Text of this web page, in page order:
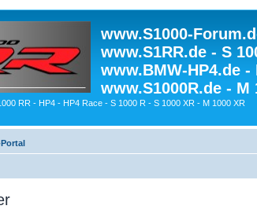
www.S1000-
www.S1RR.de - S
www.BMW-HP4.de -
www.S1000R.de - M
RR - HP4 - HP4 Race - S 1000 R - S 1000 XR - M 1000 XR